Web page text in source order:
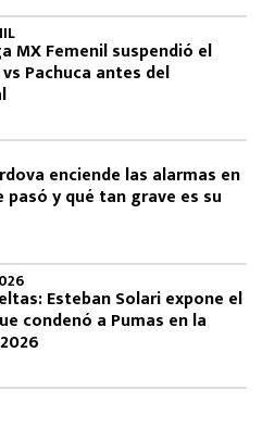
MX Femenil suspendió el
Pachuca antes del
enciende las alarmas en
pasó y qué tan grave es su
Esteban Solari expone el
condenó a Pumas en la